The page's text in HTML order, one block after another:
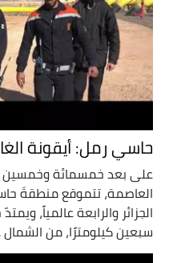
حاسي رمل: أيقونة الغاز
على بعد خمسمائة وخمسين
العاصمة، تتموقع منطقةَ
الجزائر والرابعة عالمياً،
سبعين كيلومترًا، من الشمال ...